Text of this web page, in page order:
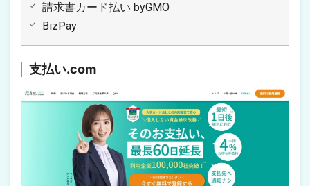
請求書カード払い byGMO
BizPay
支払い.com